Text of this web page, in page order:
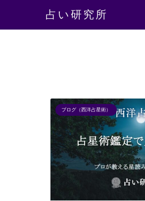
占い研究所
ブログ（西洋占星術）